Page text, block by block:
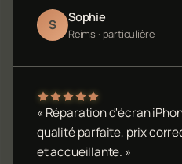
S Sophie
Reims · particulière
« Réparation d'écran
qualité parfaite, prix
et accueillante. »